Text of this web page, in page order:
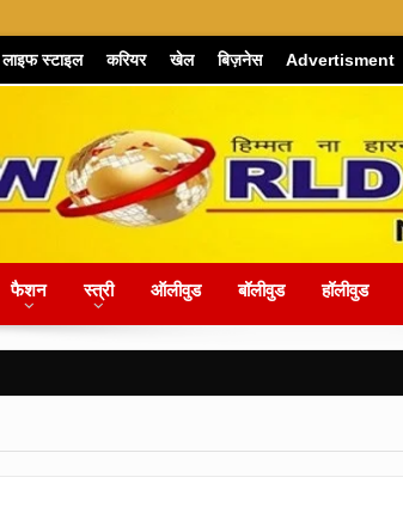
लाइफ स्टाइल करियर खेल बिज़नेस Advertisment
फैशन स्त्री ऑलीवुड बॉलीवुड हॉलीवुड